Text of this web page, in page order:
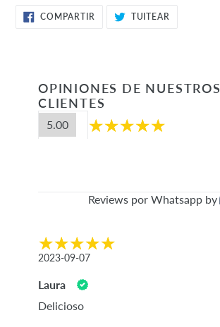
COMPARTIR COMPARTIR
EN
TUITEAR
OPINIONES DE NUESTROS
CLIENTES
5.00
Reviews por Whatsapp by
2023-09-07
Laura
Delicioso